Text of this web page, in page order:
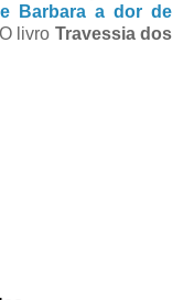
Barbara a dor de
livro Travessia dos